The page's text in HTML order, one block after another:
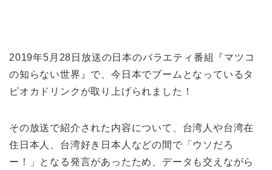
2019年5月28日放送の日本のバラエティ番組『マツコ
の知らない世界』で、今日本でブームとなっているタ
ピオカドリンクが取り上げられました！
その放送で紹介された内容について、台湾人や台湾在
住日本人、台湾好き日本人などの間で「ウソだろ
ー！」となる発言があったため、データも交えながら